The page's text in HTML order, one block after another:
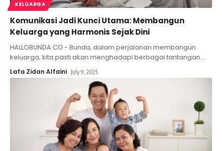
KELUARGA
Komunikasi Jadi Kunci Utama: Membangun
Keluarga yang Harmonis Sejak Dini
HALLOBUNDA.CO - Bunda, dalam perjalanan membangun
keluarga, kita pasti akan menghadapi berbagai tantangan.…
Lafa Zidan Alfaini July 9, 2025